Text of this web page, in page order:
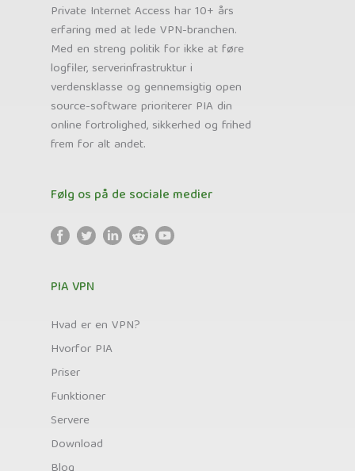
Private Internet Access har 10+ års
erfaring med at lede VPN-branchen.
Med en streng politik for ikke at føre
logfiler, serverinfrastruktur i
verdensklasse og gennemsigtig open
source-software prioriterer PIA din
online fortrolighed, sikkerhed og frihed
frem for alt andet.
Følg os på de sociale medier
PIA VPN
Hvad er en VPN?
Hvorfor PIA
Priser
Funktioner
Servere
Download